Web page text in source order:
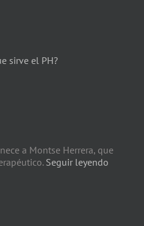
sirve el PH?
a Montse Herrera, que
Seguir leyendo